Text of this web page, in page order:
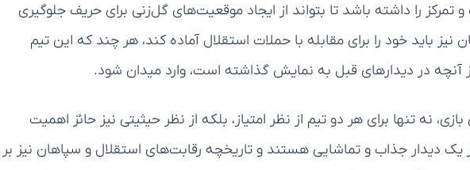
تمرکز را داشته باشد تا بتواند از ایجاد موقعیت‌های گل‌زنی برای حریف جلوگیری
نیز باید خود را برای مقابله با حملات استقلال آماده کند، هر چند که این تیم
آنچه در دیدارهای قبل به نمایش گذاشته است، وارد میدان شود.
نه تنها برای هر دو تیم از نظر امتیاز، بلکه از نظر حیثیتی نیز حائز اهمیت
یک دیدار جذاب و تماشایی هستند و تاریخچه رقابت‌های استقلال و سپاهان نیز بر